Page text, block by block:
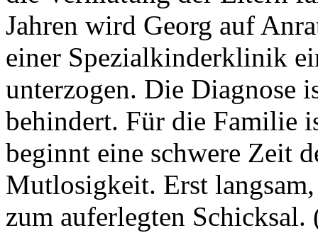
Jahren wird Georg auf
einer Spezialkinderklinik
unterzogen. Die Diagnose
behindert. Für die Familie
beginnt eine schwere Zeit
Mutlosigkeit. Erst
zum auferlegten